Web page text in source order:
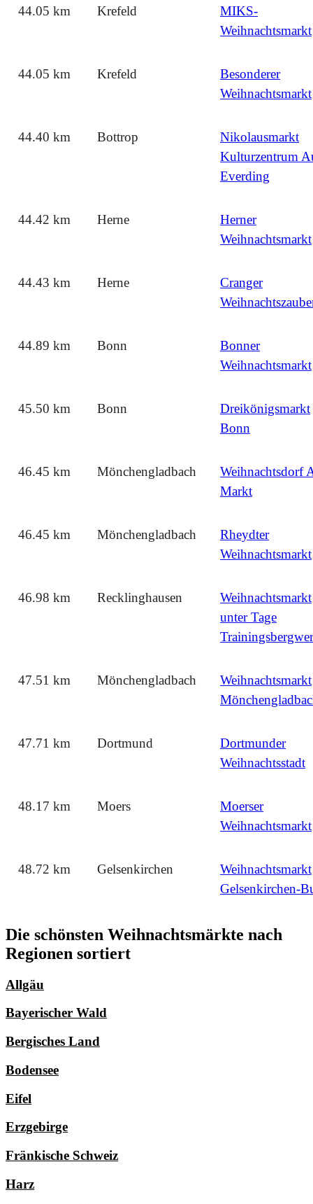
44.05 km Krefeld
MIKS-
Weihnachtsmarkt
44.05 km Krefeld
Besonderer
Weihnachtsmarkt
44.40 km Bottrop
Nikolausmarkt
Kulturzentrum
Everding
44.42 km Herne
Herner
Weihnachtsmarkt
44.43 km Herne
Cranger
44.89 km Bonn
Bonner
Weihnachtsmarkt
45.50 km Bonn
Dreikönigsmarkt
Bonn
46.45 km Mönchengladbach
Weihnachtsdorf
Markt
46.45 km Mönchengladbach
Rheydter
Weihnachtsmarkt
46.98 km Recklinghausen
Weihnachtsmarkt
unter Tage
47.51 km Mönchengladbach
Weihnachtsmarkt
47.71 km Dortmund
Dortmunder
Weihnachtsstadt
48.17 km Moers
Moerser
Weihnachtsmarkt
48.72 km Gelsenkirchen
Weihnachtsmarkt
Gelsenkirchen-
Die schönsten Weihnachtsmärkte nach
Regionen sortiert
Allgäu
Bayerischer Wald
Bergisches Land
Bodensee
Eifel
Erzgebirge
Fränkische Schweiz
Harz